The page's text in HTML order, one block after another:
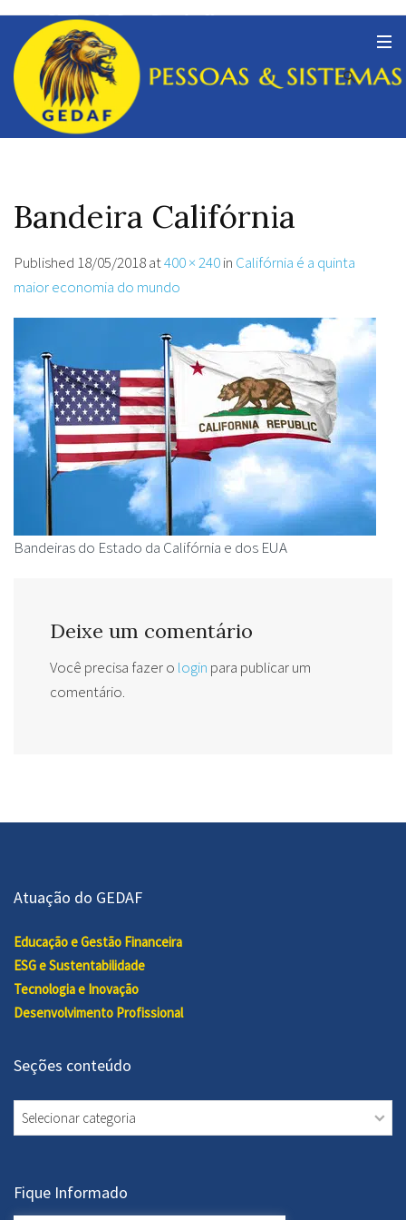
Bandeira Califórnia
Published 18/05/2018at400 × 240in Califórnia é a quinta
maior economia do mundo
Bandeiras do Estado da Califórnia e dos EUA
Deixe um comentário
Você precisa fazer o login para publicar um
comentário.
Atuação do GEDAF
Educação e Gestão Financeira
ESG e Sustentabilidade
Tecnologia e Inovação
Desenvolvimento Profissional
Seções conteúdo
Seções
conteúdo
Fique Informado